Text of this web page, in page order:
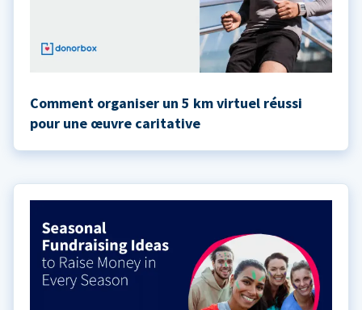
Comment organiser un 5 km virtuel réussi
pour une œuvre caritative